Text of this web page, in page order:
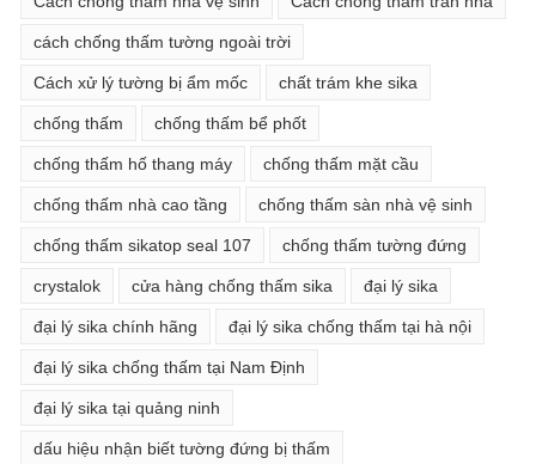
cách chống thấm tường ngoài trời
Cách xử lý tường bị ẩm mốc chất trám khe sika
chống thấm chống thấm bể phốt
chống thấm hố thang máy chống thấm mặt cầu
chống thấm nhà cao tầng chống thấm sàn nhà vệ sinh
chống thấm sikatop seal 107 chống thấm tường đứng
crystalok cửa hàng chống thấm sika đại lý sika
đại lý sika chính hãng đại lý sika chống thấm tại hà nội
đại lý sika chống thấm tại Nam Định
đại lý sika tại quảng ninh
dấu hiệu nhận biết tường đứng bị thấm